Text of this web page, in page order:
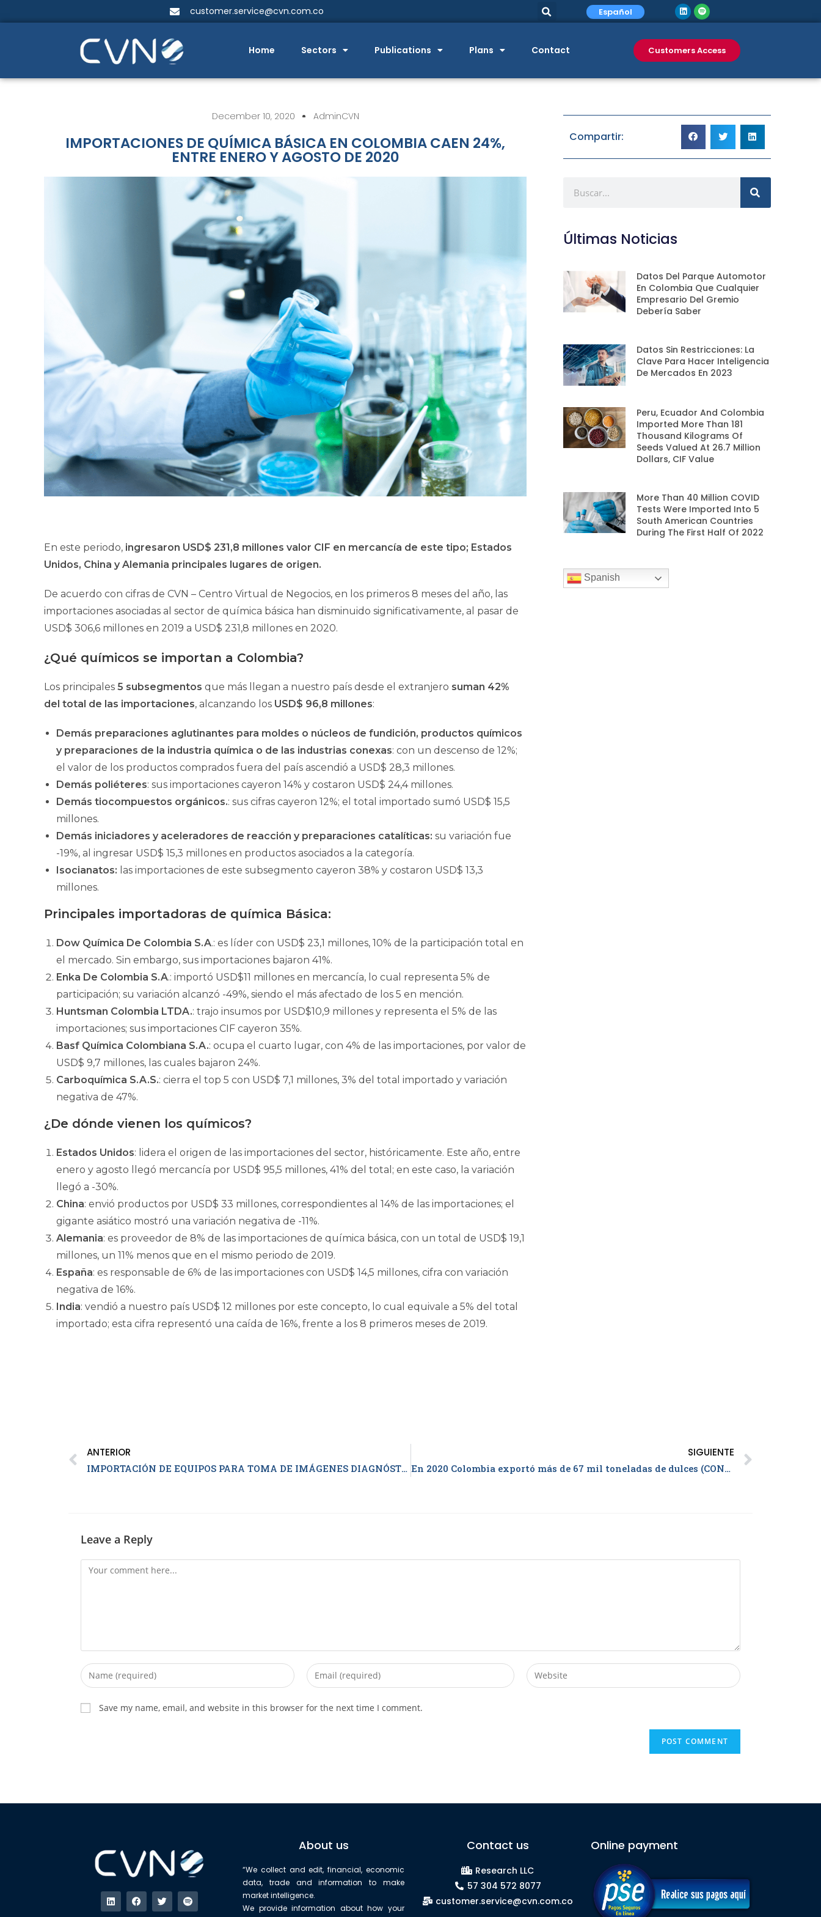
customer.service@cvn.com.co Español
Home Sectors Publications Plans Contact Customers Access
December 10, 2020 AdminCVN
IMPORTACIONES DE QUÍMICA BÁSICA EN COLOMBIA CAEN 24%,
ENTRE ENERO Y AGOSTO DE 2020
En este periodo, ingresaron USD$ 231,8 millones valor CIF en mercancía de este tipo; Estados
Unidos, China y Alemania principales lugares de origen.
De acuerdo con cifras de CVN – Centro Virtual de Negocios, en los primeros 8 meses del año, las
importaciones asociadas al sector de química básica han disminuido significativamente, al pasar de
USD$ 306,6 millones en 2019 a USD$ 231,8 millones en 2020.
¿Qué químicos se importan a Colombia?
Los principales 5 subsegmentos que más llegan a nuestro país desde el extranjero suman 42%
del total de las importaciones, alcanzando los USD$ 96,8 millones:
Demás preparaciones aglutinantes para moldes o núcleos de fundición, productos químicos
y preparaciones de la industria química o de las industrias conexas: con un descenso de 12%;
el valor de los productos comprados fuera del país ascendió a USD$ 28,3 millones.
Demás poliéteres: sus importaciones cayeron 14% y costaron USD$ 24,4 millones.
Demás tiocompuestos orgánicos.: sus cifras cayeron 12%; el total importado sumó USD$ 15,5
millones.
Demás iniciadores y aceleradores de reacción y preparaciones catalíticas: su variación fue
-19%, al ingresar USD$ 15,3 millones en productos asociados a la categoría.
Isocianatos: las importaciones de este subsegmento cayeron 38% y costaron USD$ 13,3
millones.
Principales importadoras de química Básica:
Dow Química De Colombia S.A.: es líder con USD$ 23,1 millones, 10% de la participación total en
el mercado. Sin embargo, sus importaciones bajaron 41%.
Enka De Colombia S.A.: importó USD$11 millones en mercancía, lo cual representa 5% de
participación; su variación alcanzó -49%, siendo el más afectado de los 5 en mención.
Huntsman Colombia LTDA.: trajo insumos por USD$10,9 millones y representa el 5% de las
importaciones; sus importaciones CIF cayeron 35%.
Basf Química Colombiana S.A.: ocupa el cuarto lugar, con 4% de las importaciones, por valor de
USD$ 9,7 millones, las cuales bajaron 24%.
Carboquímica S.A.S.: cierra el top 5 con USD$ 7,1 millones, 3% del total importado y variación
negativa de 47%.
¿De dónde vienen los químicos?
Estados Unidos: lidera el origen de las importaciones del sector, históricamente. Este año, entre
enero y agosto llegó mercancía por USD$ 95,5 millones, 41% del total; en este caso, la variación
llegó a -30%.
China: envió productos por USD$ 33 millones, correspondientes al 14% de las importaciones; el
gigante asiático mostró una variación negativa de -11%.
Alemania: es proveedor de 8% de las importaciones de química básica, con un total de USD$ 19,1
millones, un 11% menos que en el mismo periodo de 2019.
España: es responsable de 6% de las importaciones con USD$ 14,5 millones, cifra con variación
negativa de 16%.
India: vendió a nuestro país USD$ 12 millones por este concepto, lo cual equivale a 5% del total
importado; esta cifra representó una caída de 16%, frente a los 8 primeros meses de 2019.
Compartir:
Últimas Noticias
Datos Del Parque Automotor
En Colombia Que Cualquier
Empresario Del Gremio
Debería Saber
Datos Sin Restricciones: La
Clave Para Hacer Inteligencia
De Mercados En 2023
Peru, Ecuador And Colombia
Imported More Than 181
Thousand Kilograms Of
Seeds Valued At 26.7 Million
Dollars, CIF Value
More Than 40 Million COVID
Tests Were Imported Into 5
South American Countries
During The First Half Of 2022
Spanish
ANTERIOR
IMPORTACIÓN DE EQUIPOS PARA TOMA DE IMÁGENES DIAGNÓSTICAS SUPERA LOS USD$ 35 MILLONES ENTRE ENERO Y AGOSTO DE 2020
SIGUIENTE
En 2020 Colombia exportó más de 67 mil toneladas de dulces (CONFITES Y GOLOSINAS), Valoradas en USD$ 128,6 valor FOB
Leave a Reply
Save my name, email, and website in this browser for the next time I comment.
About us
“We collect and edit, financial, economic
data, trade and information to make
market intelligence.
We provide information about how your
Contact us
Research LLC
57 304 572 8077
customer.service@cvn.com.co
Online payment